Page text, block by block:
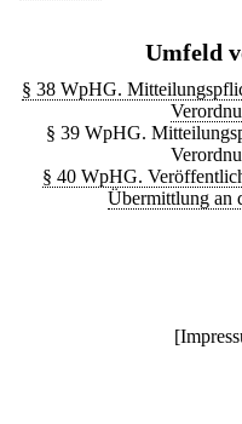
Umfeld
§ 38 WpHG.
§ 39 WpHG.
§ 40 WpHG.
Übermittlung an
[